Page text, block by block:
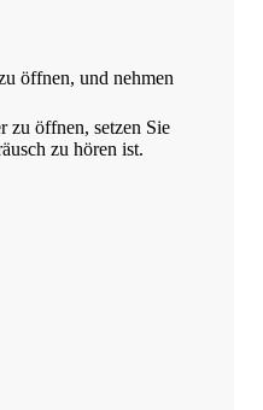
öffnen, und nehmen
zu öffnen, setzen Sie
zu hören ist.